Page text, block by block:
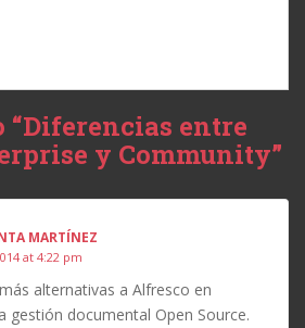
“Diferencias entre
y Community”
MARTÍNEZ
at 4:22 pm
alternativas a Alfresco en
gestión documental Open Source.